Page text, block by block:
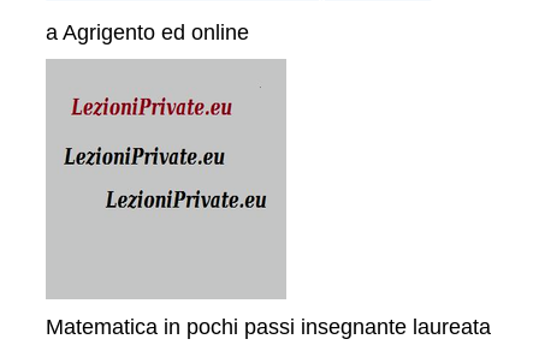
a Agrigento ed online
Matematica in pochi passi insegnante laureata